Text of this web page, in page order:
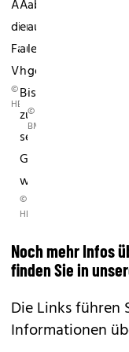
Auch
die
Facelift-
Variante...
©
HERSTELLER
Autoshow
erstmals
auf
heimischen
Boden
zu
sehen.
Genau
wie....
©
HERSTELLER
aber
auch
leichter
geraten
ist.
©
BMW
Noch mehr Infos
finden Sie in
Die Links führen
Informationen